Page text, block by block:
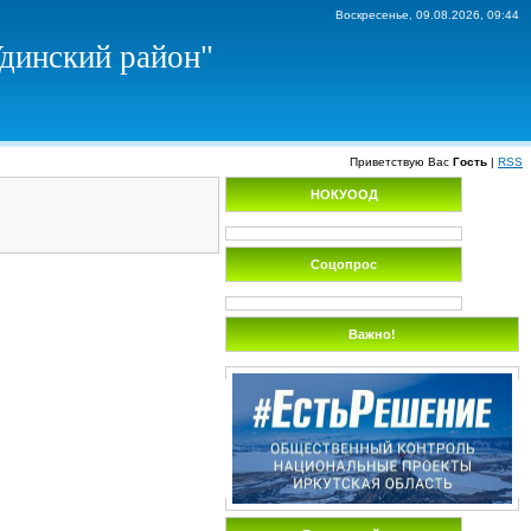
Воскресенье, 09.08.2026, 09:44
район"
Приветствую Вас Гость | RSS
НОКУООД
Соцопрос
Важно!